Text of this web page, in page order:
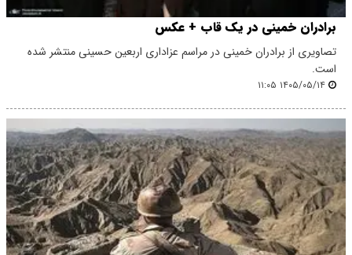
برادران خمینی در یک قاب + عکس
تصاویری از برادران خمینی در مراسم عزاداری اربعین حسینی منتشر شده
است.
۱۴۰۵/۰۵/۱۴ ۱۱:۰۵